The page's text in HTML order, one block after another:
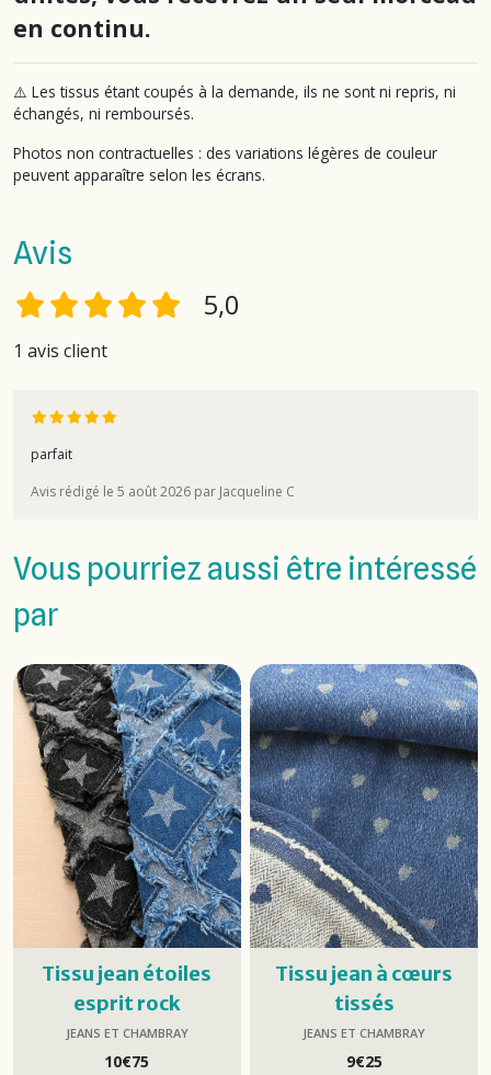
en continu.
⚠️ Les tissus étant coupés à la demande, ils ne sont ni repris, ni
échangés, ni remboursés.
Photos non contractuelles : des variations légères de couleur
peuvent apparaître selon les écrans.
Avis
5,0
1 avis client
parfait
Avis rédigé le 5 août 2026 par Jacqueline C
Vous pourriez aussi être intéressé
par
Tissu jean étoiles
esprit rock
JEANS ET CHAMBRAY
10€75
Tissu jean à cœurs
tissés
JEANS ET CHAMBRAY
9€25